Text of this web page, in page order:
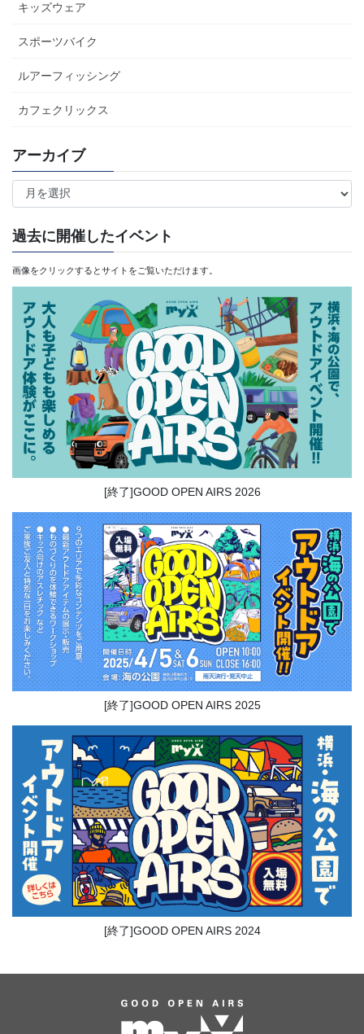
キッズウェア
スポーツバイク
ルアーフィッシング
カフェクリックス
アーカイブ
ア
ー
カ
イ
ブ
過去に開催したイベント
画像をクリックするとサイトをご覧いただけます。
[終了]GOOD OPEN AIRS 2026
[終了]GOOD OPEN AIRS 2025
[終了]GOOD OPEN AIRS 2024